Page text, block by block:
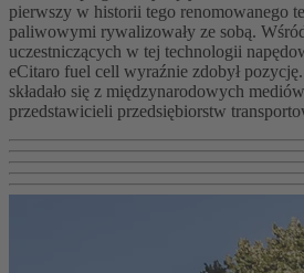
pierwszy w historii tego renomowanego
paliwowymi rywalizowały ze sobą.
uczestniczących w tej technologii
eCitaro fuel cell wyraźnie zdobył
składało się z międzynarodowych
przedstawicieli przedsiębiorstw